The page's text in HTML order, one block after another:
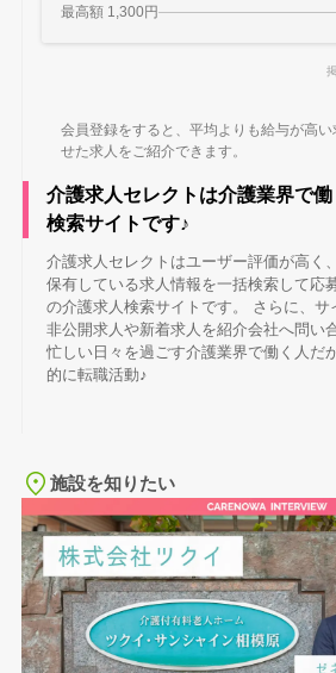
最高額 1,300円
会員登録をすると、平均よりも給与が高
せた求人をご紹介できます。
介護求人セレクトは介護業界で
検索サイトです♪
介護求人セレクトはユーザー評価が高く
保有している求人情報を一括検索して応
の介護求人検索サイトです。 さらに、
非公開求人や新着求人を紹介会社へ問い
忙しい日々を過ごす介護業界で働く人だ
的に転職活動♪
施設を知りたい